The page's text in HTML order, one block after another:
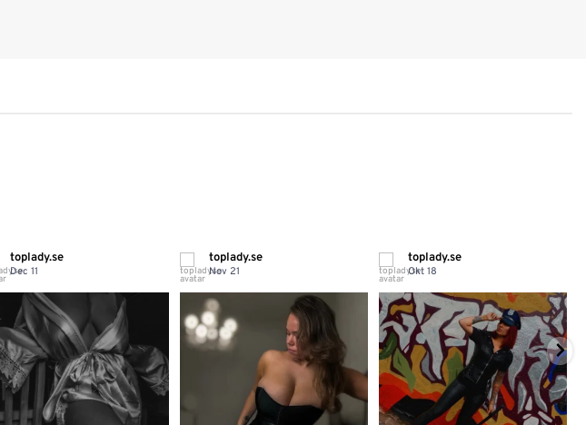
toplady.se
Dec 11
toplady.se
Nov 21
toplady.se
Okt 18